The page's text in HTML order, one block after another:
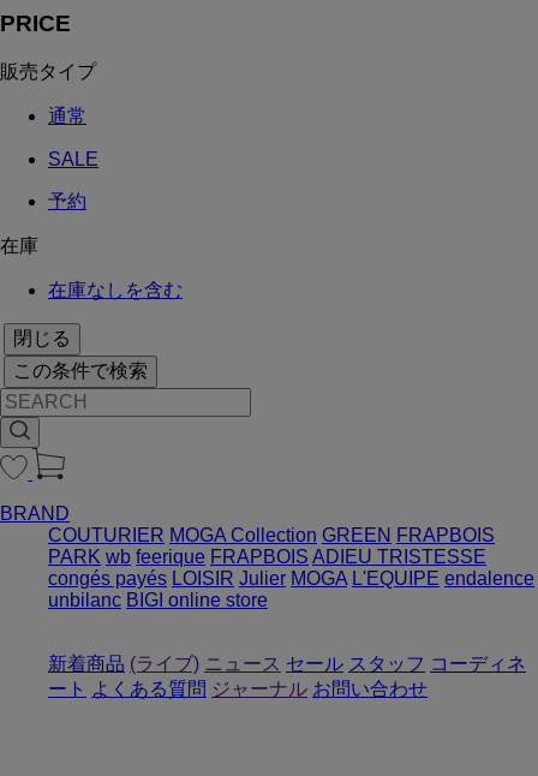
PRICE
販売タイプ
通常
SALE
予約
在庫
在庫なしを含む
閉じる
この条件で検索
BRAND
COUTURIER MOGA Collection GREEN FRAPBOIS
PARK wb feerique FRAPBOIS ADIEU TRISTESSE
congés payés LOISIR Julier MOGA L'EQUIPE endalence
unbilanc BIGI online store
新着商品 (ライブ) ニュース セール スタッフ コーディネ
ート よくある質問 ジャーナル お問い合わせ